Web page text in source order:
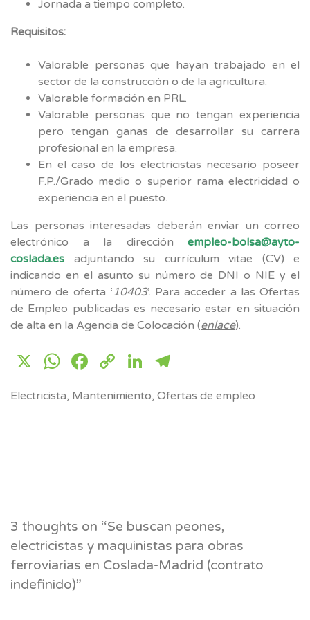
Jornada a tiempo completo.
Requisitos:
Valorable personas que hayan trabajado en el
sector de la construcción o de la agricultura.
Valorable formación en PRL.
Valorable personas que no tengan experiencia
pero tengan ganas de desarrollar su carrera
profesional en la empresa.
En el caso de los electricistas necesario poseer
F.P./Grado medio o superior rama electricidad o
experiencia en el puesto.
Las personas interesadas deberán enviar un correo
electrónico a la dirección empleo-bolsa@ayto-
coslada.es adjuntando su currículum vitae (CV) e
indicando en el asunto su número de DNI o NIE y el
número de oferta ‘10403’. Para acceder a las Ofertas
de Empleo publicadas es necesario estar en situación
de alta en la Agencia de Colocación (enlace).
X WhatsApp
Facebook
CopyLinkedIn
Electricista, Mantenimiento, Ofertas de empleo
3 thoughts on “Se buscan peones,
electricistas y maquinistas para obras
ferroviarias en Coslada-Madrid (contrato
indefinido)”